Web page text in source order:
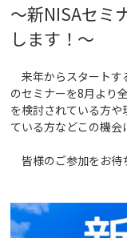
～新NISAセミ
します！ ～
来年からスタートす
のセミナーを8月より
を検討されている方
ている方などこの機会
皆様のご参加をお待